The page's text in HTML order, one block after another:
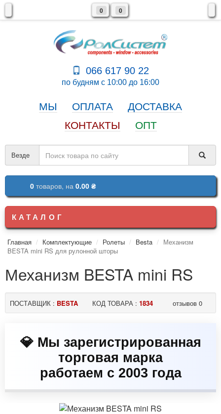
0 0
066 617 90 22
по будням с 10:00 до 16:00
МЫ ОПЛАТА
ДОСТАВКА
КОНТАКТЫ
ОПТ
Везде
0 товаров, на 0.00 ₴
КАТАЛОГ
Главная Комплектующие Ролеты Besta
Механизм
BESTA mini RS для рулонной шторы
Механизм BESTA mini RS
ПОСТАВЩИК : BESTA КОД ТОВАРА : 1834 отзывов 0
💎 Мы зарегистрированная
торговая марка
работаем с 2003 года